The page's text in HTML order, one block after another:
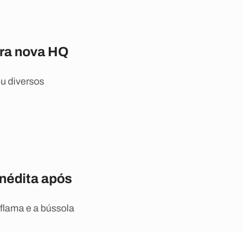
nova HQ
diversos
após
e a bússola